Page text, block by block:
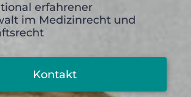
erfahrener
im Medizinrecht und
Kontakt